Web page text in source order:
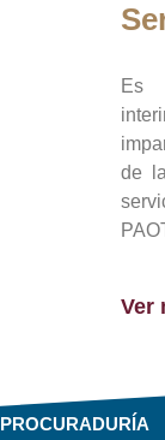
Es
de
Ver
PROCURADURÍA